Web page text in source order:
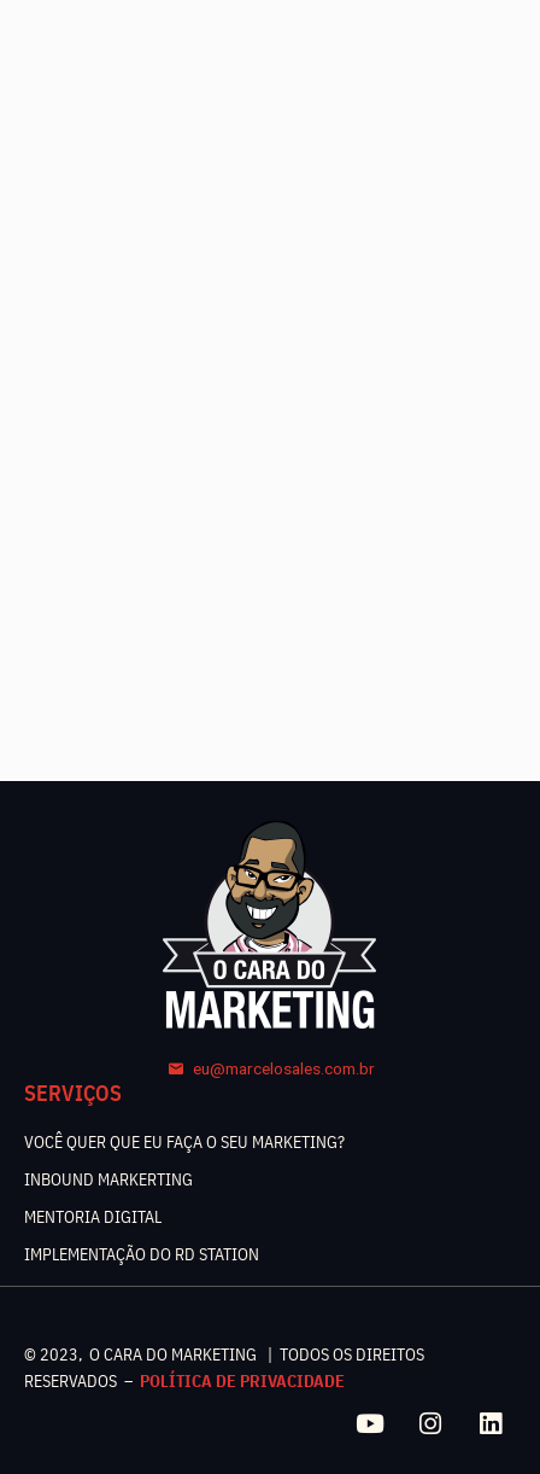
eu@marcelosales.com.br
SERVIÇOS
VOCÊ QUER QUE EU FAÇA O SEU MARKETING?
INBOUND MARKERTING
MENTORIA DIGITAL
IMPLEMENTAÇÃO DO RD STATION
© 2023, O CARA DO MARKETING | TODOS OS DIREITOS
RESERVADOS – POLÍTICA DE PRIVACIDADE
Y I L